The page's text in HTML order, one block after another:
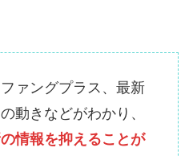
ァングプラス、最新
動きなどがわかり、
情報を抑えることが